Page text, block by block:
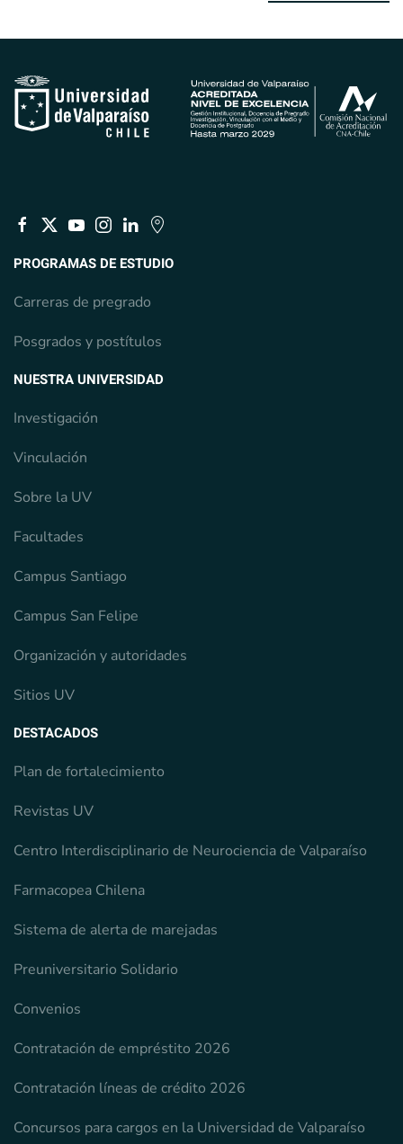
PROGRAMAS DE ESTUDIO
Carreras de pregrado
Posgrados y postítulos
NUESTRA UNIVERSIDAD
Investigación
Vinculación
Sobre la UV
Facultades
Campus Santiago
Campus San Felipe
Organización y autoridades
Sitios UV
DESTACADOS
Plan de fortalecimiento
Revistas UV
Centro Interdisciplinario de Neurociencia de Valparaíso
Farmacopea Chilena
Sistema de alerta de marejadas
Preuniversitario Solidario
Convenios
Contratación de empréstito 2026
Contratación líneas de crédito 2026
Concursos para cargos en la Universidad de Valparaíso